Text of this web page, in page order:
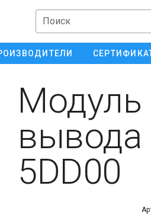
Поиск
Модуль
вывода
5DD00